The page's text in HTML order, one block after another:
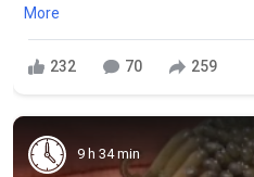
More
232 70 259
9 h 34 min